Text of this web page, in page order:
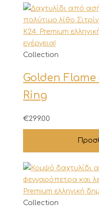
Collection
Golden
Ring
€299.00
Collection